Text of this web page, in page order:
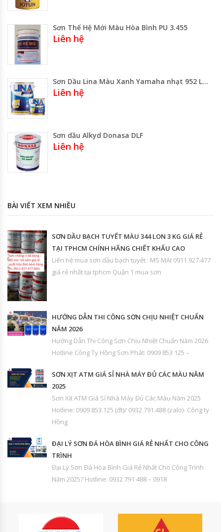
Sơn Thế Hệ Mới Màu Hòa Bình PU 3.455
Liên hệ
Sơn Dầu Lina Màu Xanh Yamaha nhạt 952 Lon1kg -3kg -5kg- Thùng 20kg
Liên hệ
Sơn dầu Alkyd Donasa DLF
Liên hệ
BÀI VIẾT XEM NHIỀU
SƠN DẦU BẠCH TUYẾT MÀU 344 LON 3 KG GIÁ RẺ
TẠI TPHCM CHÍNH HÃNG CHIẾT KHẤU CAO
Liên hệ mua sơn dầu bạch tuyết : MS MAI 0911.927.477
giá rẻ nhất tại tphcm Quận 1 mua sơn
HƯỚNG DẪN THI CÔNG SƠN CHỊU NHIỆT CHUẨN
NĂM 2026
Hướng Dẫn Thi Công Sơn Chịu Nhiệt Chuẩn Năm 2026
Hotline Công Ty Hồng Sơn Phát: 0909 853 125 –
SƠN XỊT ATM GIÁ SỈ NHÀ MÁY ĐỦ CÁC MÀU NĂM
2025
Sơn Xịt ATM Giá Sỉ Nhà Máy Đủ Các Màu Năm 2025
Hotline: 0909.853.125 (đt)/ 0932.791.488 (zalo)- Công ty
Hồng
ĐẠI LÝ SƠN ĐÁ HÒA BÌNH GIÁ RẺ NHẤT CHO CÔNG
TRÌNH
Đại Lý Sơn Đá Hòa Bình Giá Rẻ Nhất Cho Công Trình
Năm 2025? Hotline: 0932 791 488 – 0918